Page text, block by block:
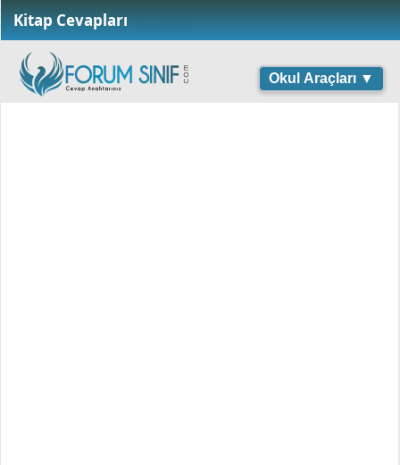
Kitap Cevapları İNCELE
Okul Araçları ▼